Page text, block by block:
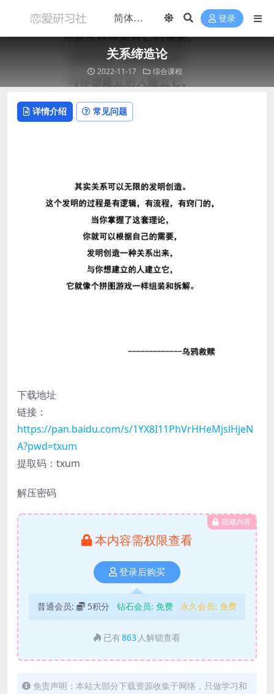
登录
关系缔造论​
2022-11-17 综合课程
详情介绍 常见问题
下载地址
链接：
https://pan.baidu.com/s/1YX8I11PhVrHHeMjslHjeN
A?pwd=txum
提取码：txum
解压密码
隐藏内容
本内容需权限查看
登录后购买
普通会员: 5积分 钻石会员: 免费 永久会员: 免费
已有863 人解锁查看
免责声明：本站大部分下载资源收集于网络，只做学习和